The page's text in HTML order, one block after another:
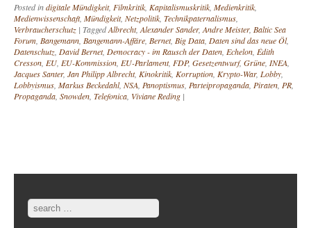
Posted indigitale Mündigkeit, Filmkritik Kapitalismuskritik Medienkritik
Medienwissenschaft, Mündigkeit, Netzpolitik Technikpaternalismus
Verbraucherschutz | TaggedAlbrecht, Alexander Sander, Andre Meister, Baltic Sea
Forum Bangemann Bangemann-Affäre Bernet, Big Data Daten sind das neue Öl,
Datenschutz David Bernet, Democracy - im Rausch der Daten Echelon Édith
Cresson EU EU-Kommission EU-Parlament, FDP, Gesetzentwurf, Grüne INEA
Jacques Santer, Jan Philipp Albrecht, Kinokritik Korruption Krypto-War, Lobby
Lobbyismus Markus Beckedahl, NSA Panoptismus Parteipropaganda Piraten PR
Propaganda Snowden Telefonica Viviane Reding |
Post navigation
Search